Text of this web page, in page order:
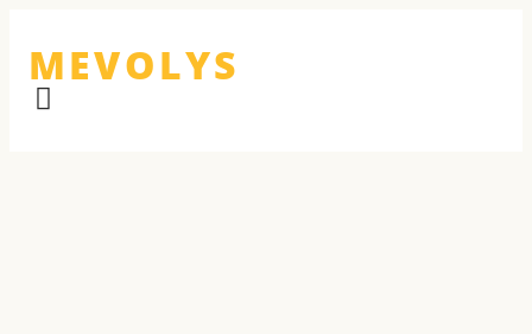
MEVOLYS